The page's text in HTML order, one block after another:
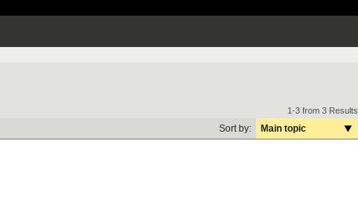
1-3 from 3 Results
Sort by: Main topic